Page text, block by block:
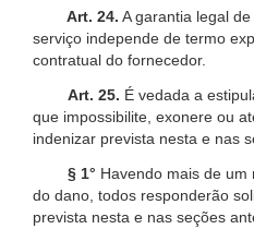
Art. 24. A garantia legal
serviço independe de termo
contratual do fornecedor.
Art. 25. É vedada a
que impossibilite, exonere ou
indenizar prevista nesta e nas
§ 1° Havendo mais de
do dano, todos responderão
prevista nesta e nas seções